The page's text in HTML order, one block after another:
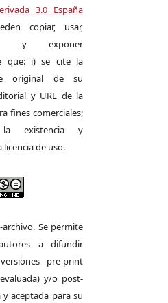
3.0 España
copiar, usar,
y exponer
que: i) se cite la
original de su
y URL de la
fines comerciales;
existencia y
licencia de uso.
Se permite
a difundir
pre-print
y/o post-
aceptada para su